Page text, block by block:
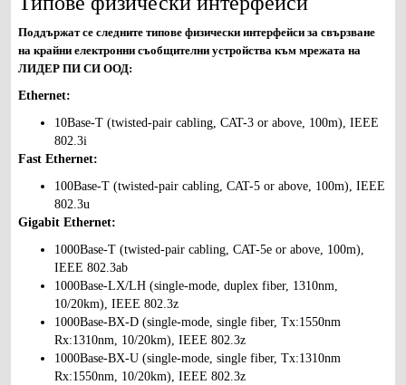
Поддържат се следните типове физически интерфейси за свързване
на крайни електронни съобщителни устройства към мрежата на
ЛИДЕР ПИ СИ ООД:
Ethernet:
10Base-T (twisted-pair cabling, CAT-3 or above, 100m), IEEE
802.3i
Fast Ethernet:
100Base-T (twisted-pair cabling, CAT-5 or above, 100m), IEEE
802.3u
Gigabit Ethernet:
1000Base-T (twisted-pair cabling, CAT-5e or above, 100m),
IEEE 802.3ab
1000Base-LX/LH (single-mode, duplex fiber, 1310nm,
10/20km), IEEE 802.3z
1000Base-BX-D (single-mode, single fiber, Tx:1550nm
Rx:1310nm, 10/20km), IEEE 802.3z
1000Base-BX-U (single-mode, single fiber, Tx:1310nm
Rx:1550nm, 10/20km), IEEE 802.3z